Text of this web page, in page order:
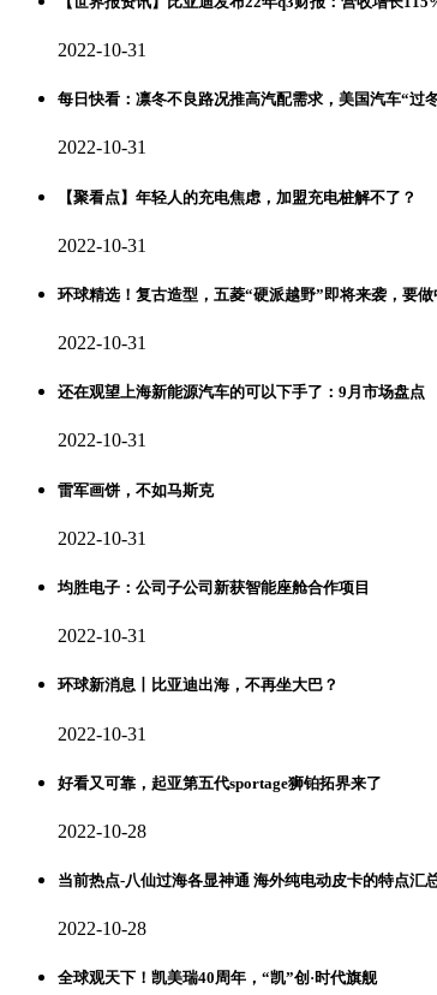
2022-10-31
每日快看：凛冬不良路况推高汽配需求，美国汽车“过
2022-10-31
【聚看点】年轻人的充电焦虑，加盟充电桩解不了？
2022-10-31
环球精选！复古造型，五菱“硬派越野”即将来袭，要做
2022-10-31
还在观望上海新能源汽车的可以下手了：9月市场盘点
2022-10-31
雷军画饼，不如马斯克
2022-10-31
均胜电子：公司子公司新获智能座舱合作项目
2022-10-31
环球新消息丨比亚迪出海，不再坐大巴？
2022-10-31
好看又可靠，起亚第五代sportage狮铂拓界来了
2022-10-28
当前热点-八仙过海各显神通 海外纯电动皮卡的特点汇
2022-10-28
全球观天下！凯美瑞40周年，“凯”创·时代旗舰